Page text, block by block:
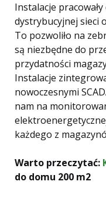
Instalacje
dystrybucyjnej sieci
To pozwoliło na
są niezbędne do
przydatności
Instalacje
nowoczesnymi
nam na
każdego z
Warto przeczytać:
do domu 200 m2